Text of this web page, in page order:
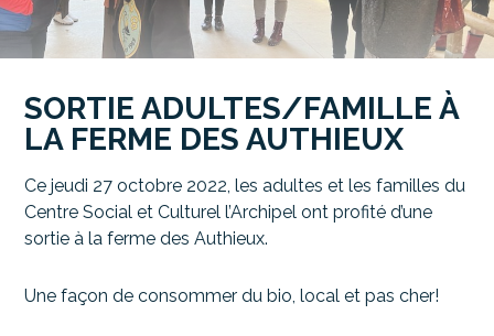
SORTIE ADULTES/FAMILLE À
LA FERME DES AUTHIEUX
Ce jeudi 27 octobre 2022, les adultes et les familles du
Centre Social et Culturel l’Archipel ont profité d’une
sortie à la ferme des Authieux.
Une façon de consommer du bio, local et pas cher!